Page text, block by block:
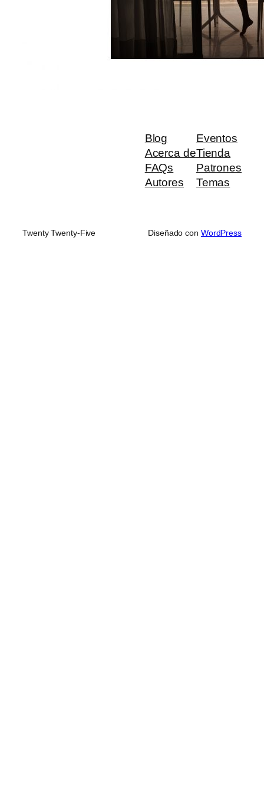
Blog
Acerca de
FAQs
Autores
Eventos
Tienda
Patrones
Temas
Twenty Twenty-Five Diseñado con WordPress